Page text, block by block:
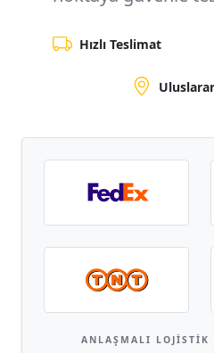
Hızlı Teslimat
ANLAŞMALI LOJISTIK